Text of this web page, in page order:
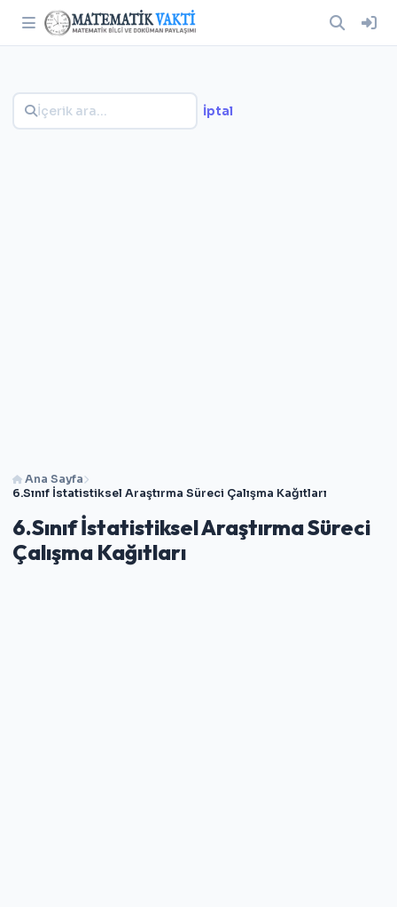
Ana Sayfa
6.Sınıf İstatistiksel Araştırma Süreci Çalışma Kağıtları
6.Sınıf İstatistiksel Araştırma Süreci
Çalışma Kağıtları
İptal